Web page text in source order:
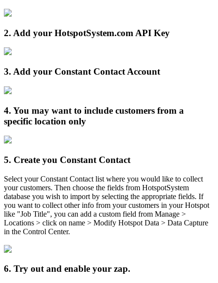
2. Add your HotspotSystem.com API Key
3. Add your Constant Contact Account
4. You may want to include customers from a
specific location only
5. Create you Constant Contact
Select your Constant Contact list where you would like to collect
your customers. Then choose the fields from HotspotSystem
database you wish to import by selecting the appropriate fields. If
you want to collect other info from your customers in your Hotspot
like "Job Title", you can add a custom field from Manage >
Locations > click on name > Modify Hotspot Data > Data Capture
in the Control Center.
6. Try out and enable your zap.